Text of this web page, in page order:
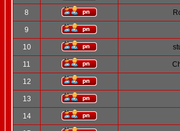
8
9
10
11
12
13
14